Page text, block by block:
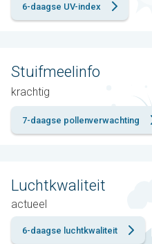
6-daagse UV-index
Stuifmeelinfo
krachtig
7-daagse pollenverwachting
Luchtkwaliteit
actueel
6-daagse luchtkwaliteit